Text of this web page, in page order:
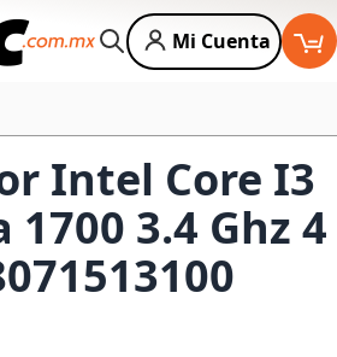
Buscar
Mi Cuenta
Intel Core I3
1700 3.4 Ghz 4